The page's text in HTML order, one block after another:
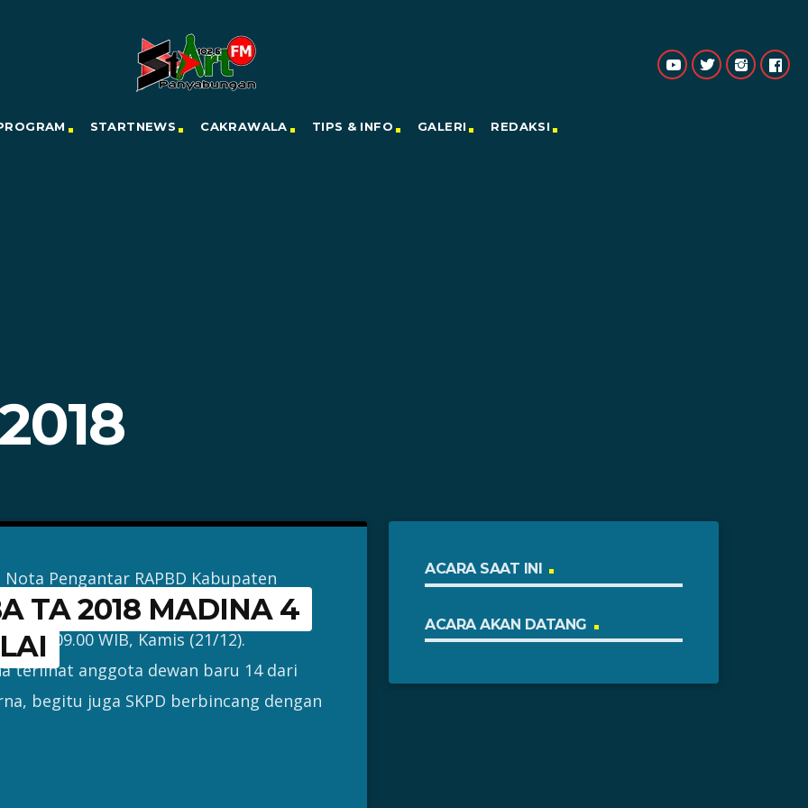
STARTNEWS CAKRAWALA TIPS & INFO GALERI REDAKSI
TA 2018 MADINA 4
Pengantar RAPBD Kabupaten
TA 2018 sudah 4 jam pukul 13.00
09.00 WIB, Kamis (21/12).
terlihat anggota dewan baru 14 dari
begitu juga SKPD berbincang dengan
ACARA SAAT INI
ACARA AKAN DATANG